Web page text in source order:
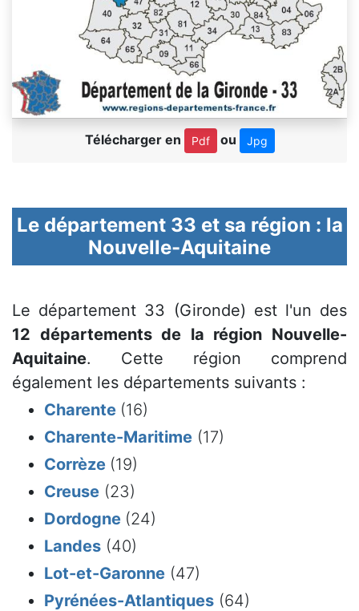
Télécharger en Pdf ou Jpg
Le département 33 et sa région : la
Nouvelle-Aquitaine
Le département 33 (Gironde) est l'un des
12 départements de la région Nouvelle-
Aquitaine. Cette région comprend
également les départements suivants :
Charente (16)
Charente-Maritime (17)
Corrèze (19)
Creuse (23)
Dordogne (24)
Landes (40)
Lot-et-Garonne (47)
Pyrénées-Atlantiques (64)